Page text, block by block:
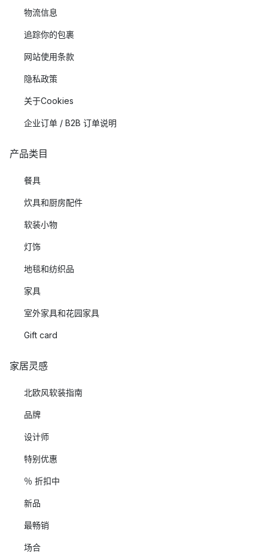
物流信息
追踪你的包裹
网站使用条款
隐私政策
关于Cookies
企业订单 / B2B 订单说明
产品类目
餐具
炊具和厨房配件
软装小物
灯饰
地毯和纺织品
家具
室外家具和花园家具
Gift card
家居灵感
北欧风软装指南
品牌
设计师
特别优惠
％ 折扣中
新品
最畅销
场合